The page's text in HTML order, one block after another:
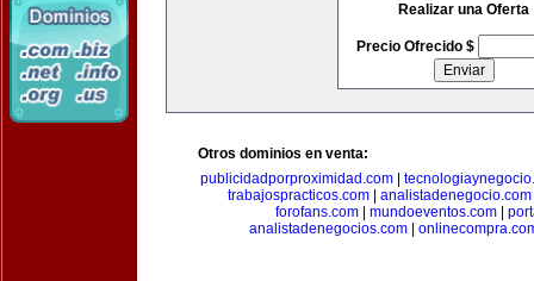
Realizar una Oferta
Precio Ofrecido $
Otros dominios en venta:
publicidadporproximidad.com|
trabajospracticos.com| analistadenegocio.com
forofans.com
mundoeventos.com
analistadenegocios.com